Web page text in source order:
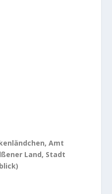
Amt
Land, Stadt